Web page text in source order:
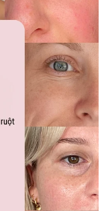
SERVINGS PER
PACK: 18.5
AVG. QTY.
PER 100 G
69.1 g
68.5 g
25.0 g
NOT DETECTED
0.1 g